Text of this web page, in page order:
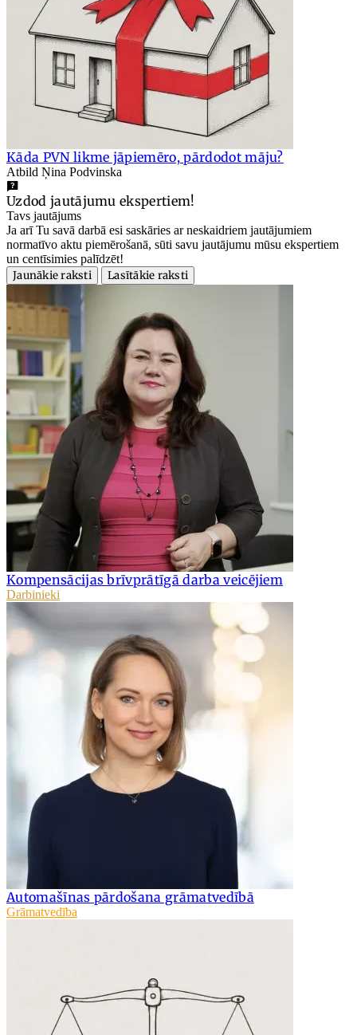
Kāda PVN likme jāpiemēro, pārdodot māju?
Atbild Ņina Podvinska
Uzdod jautājumu ekspertiem!
Tavs jautājums
Ja arī Tu savā darbā esi saskāries ar neskaidriem jautājumiem
normatīvo aktu piemērošanā, sūti savu jautājumu mūsu ekspertiem
un centīsimies palīdzēt!
Jaunākie raksti
Lasītākie raksti
Kompensācijas brīvprātīgā darba veicējiem
Darbinieki
Automašīnas pārdošana grāmatvedībā
Grāmatvedība